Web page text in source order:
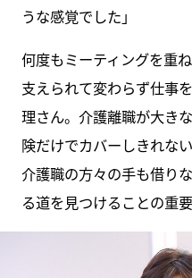
うな感覚でした」
何度もミーティングを重
支えられて変わらず仕事
理さん。介護離職が大き
険だけでカバーしきれな
介護職の方々の手も借り
る道を見つけることの重